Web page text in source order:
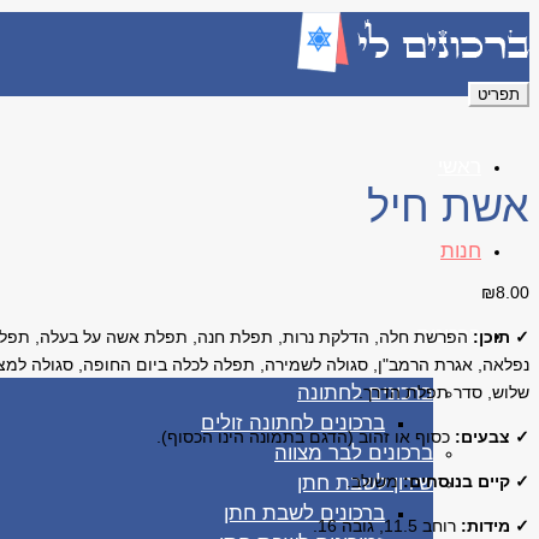
תפריט
חנות
ברכונים
ברכונים לחתונה
ברכונים לחתונה זולים
ברכונים לבר מצווה
שירון לשבת חתן
ברכונים לשבת חתן
אשת חיל
₪8.00
✓ תוכן: הפרשת חלה, הדלקת נרות, תפלת חנה, תפלת אשה על בעלה,
נפלאה, אגרת הרמב"ן, סגולה לשמירה, תפלה לכלה ביום החופה, סגולה
שלוש, סדר תפלת הדרך.
✓ צבעים: כסוף או זהוב (הדגם בתמונה הינו הכסוף).
✓ קיים בנוסחים:משולב.
✓ מידות: רוחב 11.5, גובה 16.